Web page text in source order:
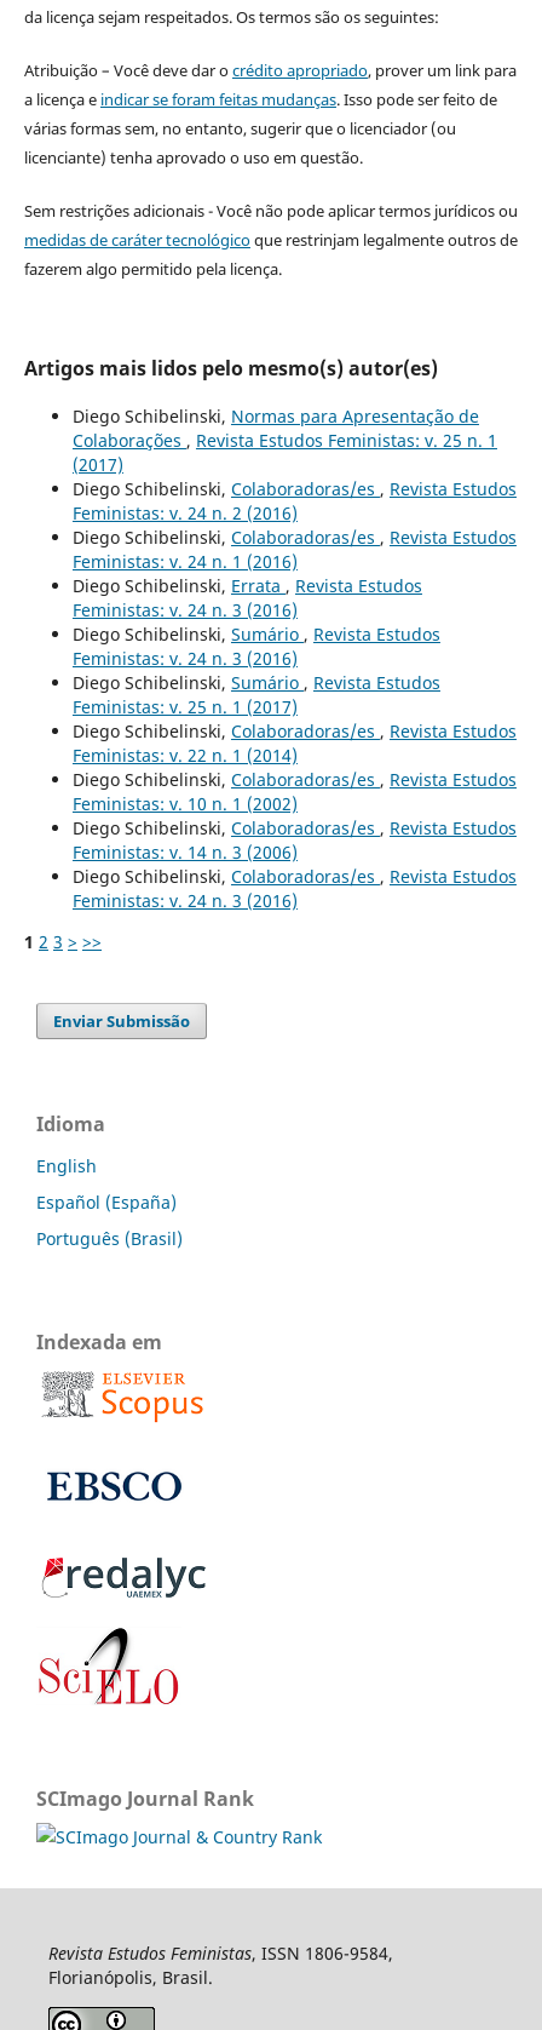
da licença sejam respeitados. Os termos são os seguintes:
Atribuição – Você deve dar ocrédito apropriado, prover um link para
a licença e indicar se foram feitas mudanças. Isso pode ser feito de
várias formas sem, no entanto, sugerir que o licenciador (ou
licenciante) tenha aprovado o uso em questão.
Sem restrições adicionais - Você não pode aplicar termos jurídicos ou
medidas de caráter tecnológicoque restrinjam legalmente outros de
fazerem algo permitido pela licença.
Artigos mais lidos pelo mesmo(s) autor(es)
Diego Schibelinski, Normas para Apresentação de
Colaborações , Revista Estudos Feministas: v. 25 n. 1
(2017)
Diego Schibelinski, Colaboradoras/es , Revista Estudos
Feministas: v. 24 n. 2 (2016)
Diego Schibelinski, Colaboradoras/es , Revista Estudos
Feministas: v. 24 n. 1 (2016)
Diego Schibelinski, Errata , Revista Estudos
Feministas: v. 24 n. 3 (2016)
Diego Schibelinski, Sumário , Revista Estudos
Feministas: v. 24 n. 3 (2016)
Diego Schibelinski, Sumário , Revista Estudos
Feministas: v. 25 n. 1 (2017)
Diego Schibelinski, Colaboradoras/es , Revista Estudos
Feministas: v. 22 n. 1 (2014)
Diego Schibelinski, Colaboradoras/es , Revista Estudos
Feministas: v. 10 n. 1 (2002)
Diego Schibelinski, Colaboradoras/es , Revista Estudos
Feministas: v. 14 n. 3 (2006)
Diego Schibelinski, Colaboradoras/es , Revista Estudos
Feministas: v. 24 n. 3 (2016)
1 2 3 > >>
Enviar Submissão
Idioma
English
Español (España)
Português (Brasil)
Indexada em
SCImago Journal Rank
Revista Estudos Feministas, ISSN 1806-9584,
Florianópolis, Brasil.